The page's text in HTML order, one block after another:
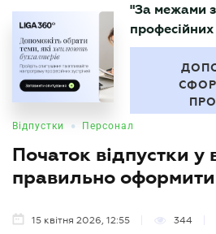
БУХГАЛТЕР
"За межами
професійних
Відпустки • Персонал
Початок відпустки у
правильно оформити
15 квітня 2026, 12:55 344